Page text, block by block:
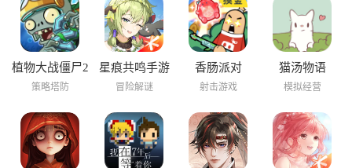
植物大战僵尸2
海底世界
策略塔防
星痕共鸣手游
冒险解谜
香肠派对
射击游戏
猫汤物语
模拟经营